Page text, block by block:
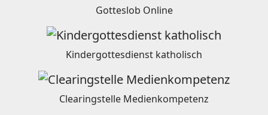
Gotteslob Online
Kindergottesdienst katholisch
Clearingstelle Medienkompetenz